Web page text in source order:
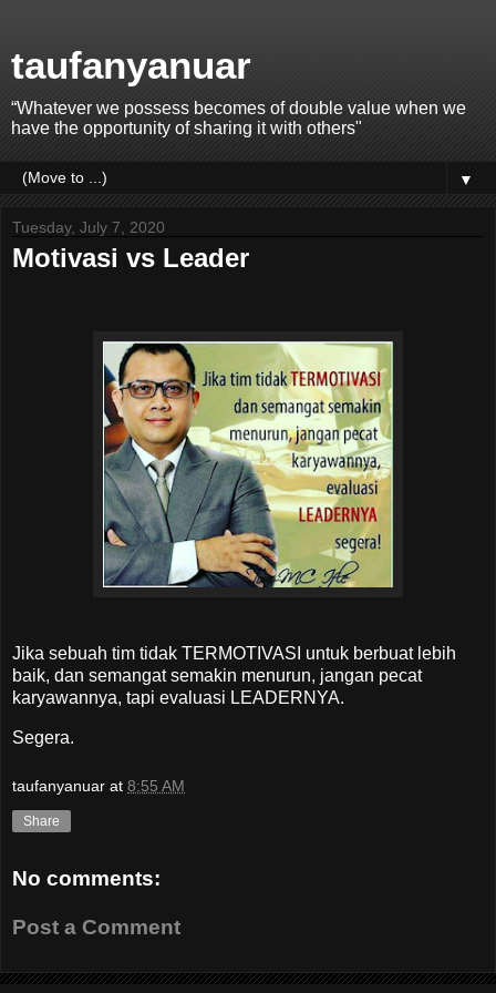
taufanyanuar
“Whatever we possess becomes of double value when we
have the opportunity of sharing it with others"
▼
Tuesday, July 7, 2020
Motivasi vs Leader
Jika sebuah tim tidak TERMOTIVASI untuk berbuat lebih
baik, dan semangat semakin menurun, jangan pecat
karyawannya, tapi evaluasi LEADERNYA.
Segera.
taufanyanuar at 8:55 AM
Share
No comments:
Post a Comment